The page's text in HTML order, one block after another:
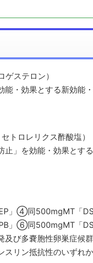
ステロン）
・効果とする新効能・
トロレリクス酢酸塩）
」を効能・効果とする
」④同500mgMT「
」⑥同500mgMT「
及び多嚢胞性卵巣症候
リン抵抗性のいずれ